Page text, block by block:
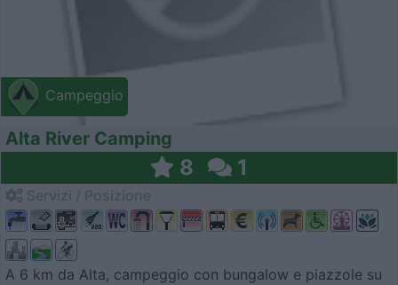
Campeggio
Alta River Camping
8 1
A 6 km da Alta, campeggio con bungalow e piazzole su